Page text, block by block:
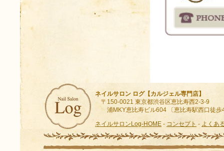
ネイルサロン ログ【カルジェル専門店】
〒150-0021 東京都渋谷区恵比寿西2-3-9
浦MKY恵比寿ビル604 〔恵比寿駅西口徒歩
ネイルサロンLog-HOME - コンセプト - よくあ